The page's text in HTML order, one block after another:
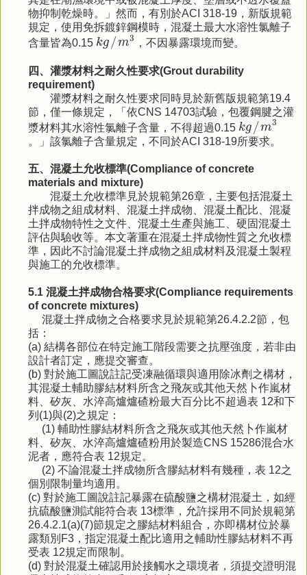
物抑制乾燥時。」然而，有別於ACI 318-19，新版規範
規定，使用免拆鍍鋅鋼模時，混凝土最大水溶性氯離子
含量皆為0.15 kg /m3
kg/m3
，不因暴露環境而變。
四、灌漿材料之耐久性要求(Grout durability
requirement)
灌漿材料之耐久性要求同時見於新舊版規範第19.4
節，僅一條規定，「依CNS 14703試驗，包覆鋼腱之灌
漿材料其水溶性氯離子含量，不得超過0.15 kg /m3
kg/m3
。」該氯離子含量規定，不同於ACI 318-19所要求。
五、混凝土允收標準(Compliance of concrete
materials and mixture)
混凝土允收標準見於規範第26章，主要包括混凝土
拌成物之組成材料、混凝土拌成物、混凝土配比、混凝
土拌成物特性之文件、混凝土生產與施工、硬固混凝土
評估與驗收等。本文著重在混凝土拌成物性質之允收標
準，因此不討論混凝土拌成物之組成材料及混凝土製程
與施工的允收標準。
5.1 混凝土拌成物合格要求(Compliance requirements
of concrete mixtures)
混凝土拌成物之合格要求見於規範第26.4.2.2節，包
括：
(a) 結構各部位在特定施工階段需要之抗壓強度，若非由
設計者訂定，應提交審查。
(b) 對於施工圖說註記受凍融循環與適用除冰劑之構材，
其混凝土輔助膠結材料所含之飛灰或其他天然卜作嵐材
料、矽灰、水淬高爐爐碴粉最大百分比不超過表 12和下
列(1)與(2)之規定：
(1) 輔助性膠結材料所含之飛灰或其他天然卜作嵐材
料、矽灰、水淬高爐爐碴粉用於製造CNS 15286混合水
泥者，應符合表 12規定。
(2) 不論混凝土拌成物所含膠結材料有幾種，表 12之
個別限制量均適用。
(c) 對於施工圖說註記暴露在硫酸鹽之構材混凝土，如經
抗硫酸鹽測試能符合表 13標準，允許採用不同於規範第
26.4.2.1(a)(7)節規定之膠結材料組合，亦即構材位於暴
露類別F3，指定混凝土配比適用之輔助性膠結材料不再
受表 12規定而限制。
(d) 對於混凝土確認用於接觸水之環境者，須提交證明混